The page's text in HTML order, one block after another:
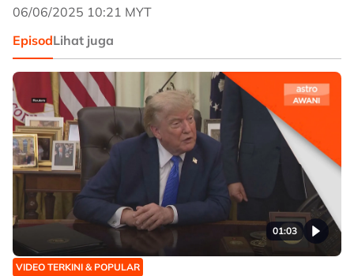
06/06/2025 10:21 MYT
EpisodLihat juga
01:03
VIDEO TERKINI & POPULAR